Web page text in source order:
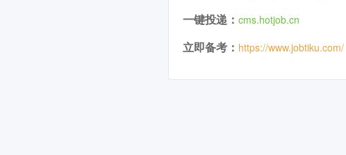
一键投递： cms.hotjob.cn
立即备考： https://www.jobtiku.com/